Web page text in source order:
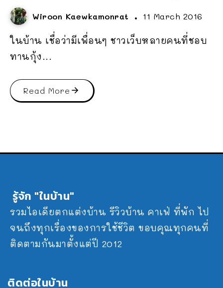
Wiroon Kaewkamonrat 11 March 2016
ในบ้าน เชื่อว่ามีเพื่อนๆ ชาวเว็บหลายคนที่ชอบ
ทานกุ้ง...
Read More
รู้จัก "ในบ้าน"
รวมไอเดียตกแต่งบ้าน รีวิวบ้าน คาเฟ่ ที่พัก ไป
จนถึงทุกเรื่องของการใช้ชีวิต ขอบคุณทุกคนที่
ติดตามกันมาตั้งแต่ปี 2012
ติดต่อในบ้าน